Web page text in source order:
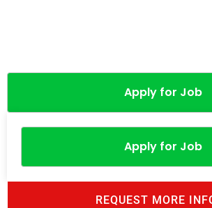
Apply for Job
Apply for Job
REQUEST MORE